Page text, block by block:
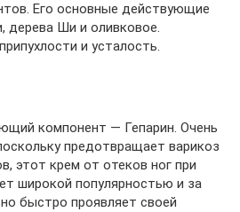
Его основные действующие
дерева Ши и оливковое.
и усталость.
компонент — Гепарин. Очень
предотвращает варикоз
этот крем от отеков ног при
широкой популярностью и за
быстро проявляет своей